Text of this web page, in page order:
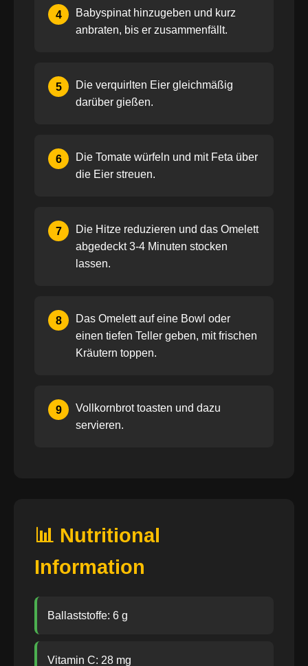
4
Babyspinat hinzugeben und kurz
anbraten, bis er zusammenfällt.
5
Die verquirlten Eier gleichmäßig
darüber gießen.
6
Die Tomate würfeln und mit Feta über
die Eier streuen.
7
Die Hitze reduzieren und das Omelett
abgedeckt 3-4 Minuten stocken
lassen.
8
Das Omelett auf eine Bowl oder
einen tiefen Teller geben, mit frischen
Kräutern toppen.
9
Vollkornbrot toasten und dazu
servieren.
📊 Nutritional
Information
Ballaststoffe: 6 g
Vitamin C: 28 mg